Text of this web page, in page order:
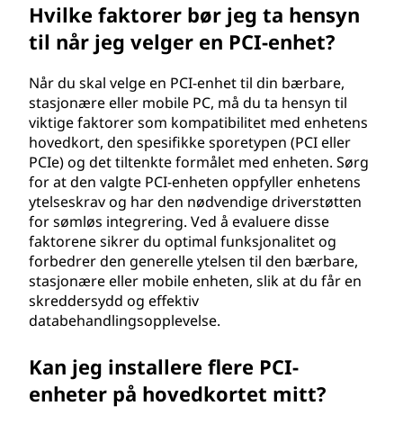
Hvilke faktorer bør jeg ta hensyn
til når jeg velger en PCI-enhet?
Når du skal velge en PCI-enhet til din bærbare,
stasjonære eller mobile PC, må du ta hensyn til
viktige faktorer som kompatibilitet med enhetens
hovedkort, den spesifikke sporetypen (PCI eller
PCIe) og det tiltenkte formålet med enheten. Sørg
for at den valgte PCI-enheten oppfyller enhetens
ytelseskrav og har den nødvendige driverstøtten
for sømløs integrering. Ved å evaluere disse
faktorene sikrer du optimal funksjonalitet og
forbedrer den generelle ytelsen til den bærbare,
stasjonære eller mobile enheten, slik at du får en
skreddersydd og effektiv
databehandlingsopplevelse.
Kan jeg installere flere PCI-
enheter på hovedkortet mitt?